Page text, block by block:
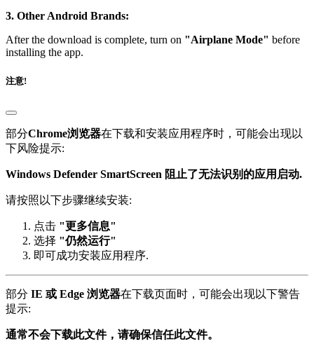
3. Other Android Brands:
"Airplane Mode"
installing the app.
注意!
部分 Chrome浏览器 在下载和安装应用程序时，可能会出现以
下风险提示:
Windows Defender SmartScreen 阻止了无法识别的应用启动.
请按照以下步骤继续安装:
点击
"更多信息"
选择
"仍然运行"
即可成功安装应用程序.
部分 IE 或 Edge 浏览器 在下载页面时，可能会出现以下警告
提示:
通常不会下载此文件，请确保信任此文件。